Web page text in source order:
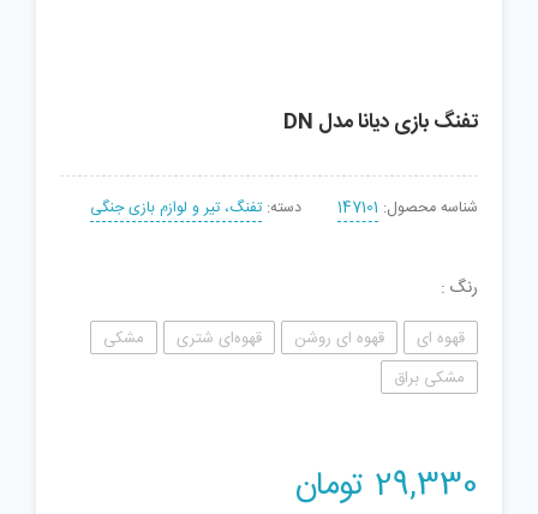
تفنگ بازی دیانا مدل DN
شناسه محصول: 147101 دسته: تفنگ، تیر و لوازم بازی جنگی
رنگ
قهوه ای قهوه ای روشن قهوه‌ای شتری
مشکی
مشکی براق
29,330 تومان